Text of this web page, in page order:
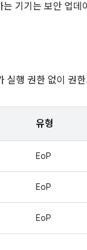
기기는 보안 업데
실행 권한 없이 권
유형
EoP
EoP
EoP